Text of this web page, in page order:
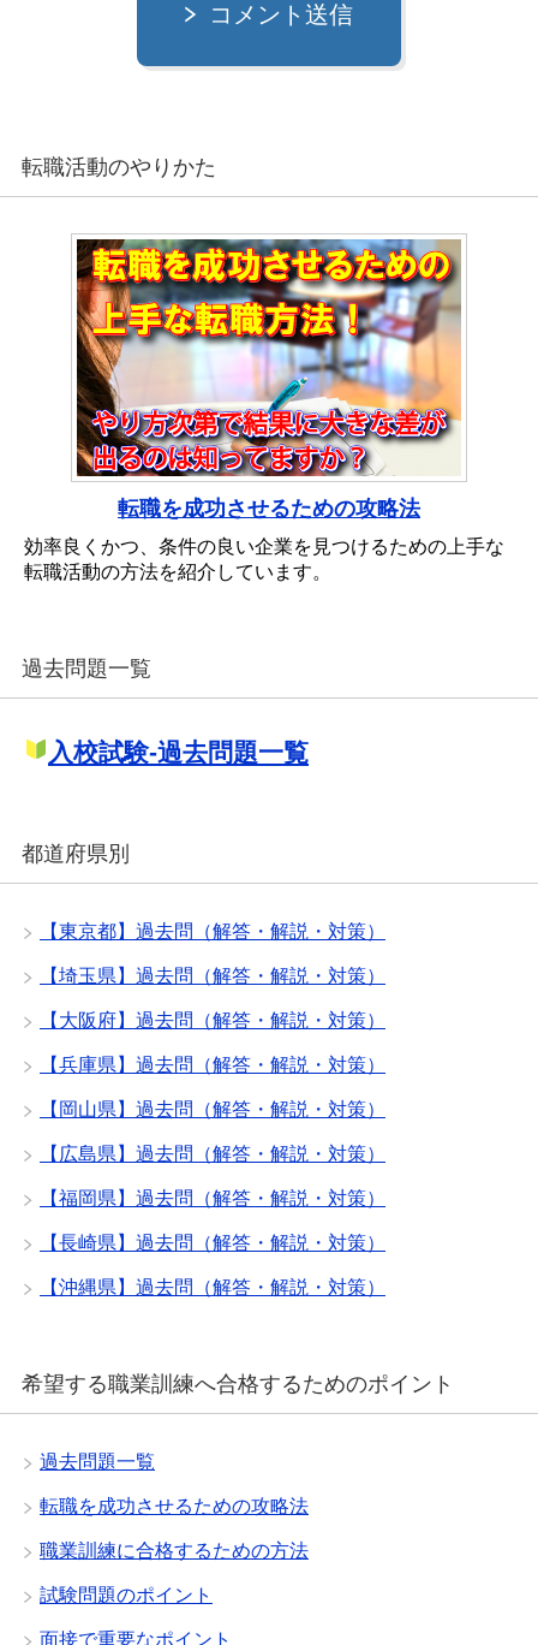
コメント送信
転職活動のやりかた
転職を成功させるための攻略法
効率良くかつ、条件の良い企業を見つけるための上手な
転職活動の方法を紹介しています。
過去問題一覧
入校試験-過去問題一覧
都道府県別
【東京都】過去問（解答・解説・対策）
【埼玉県】過去問（解答・解説・対策）
【大阪府】過去問（解答・解説・対策）
【兵庫県】過去問（解答・解説・対策）
【岡山県】過去問（解答・解説・対策）
【広島県】過去問（解答・解説・対策）
【福岡県】過去問（解答・解説・対策）
【長崎県】過去問（解答・解説・対策）
【沖縄県】過去問（解答・解説・対策）
希望する職業訓練へ合格するためのポイント
過去問題一覧
転職を成功させるための攻略法
職業訓練に合格するための方法
試験問題のポイント
面接で重要なポイント